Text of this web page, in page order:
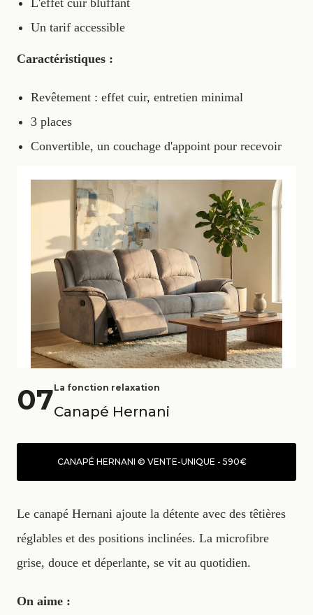
Un tarif accessible
Caractéristiques :
Revêtement : effet cuir, entretien minimal
3 places
Convertible, un couchage d'appoint pour recevoir
07La fonction relaxation
Canapé Hernani
CANAPÉ HERNANI © VENTE-UNIQUE - 590€
Le canapé Hernani ajoute la détente avec des têtières
réglables et des positions inclinées. La microfibre
grise, douce et déperlante, se vit au quotidien.
On aime :